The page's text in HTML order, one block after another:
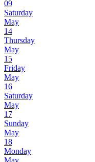
09
Saturday
May
14
Thursday
May
15
Friday
May
16
Saturday
May
17
Sunday
May
18
Monday
May